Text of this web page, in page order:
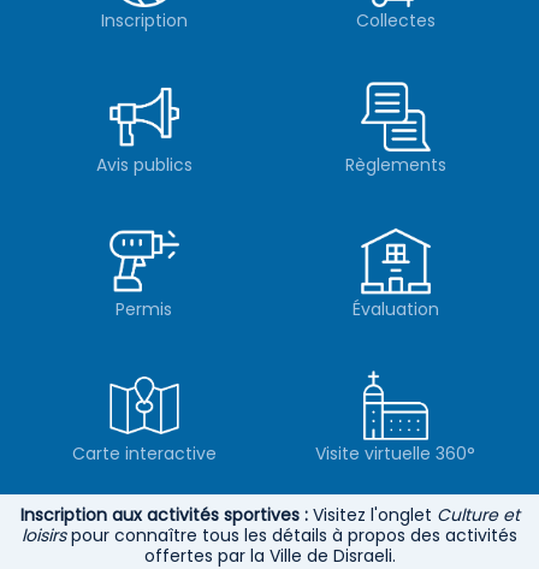
Inscription Collectes
Avis publics Règlements
Permis Évaluation
Carte interactive Visite virtuelle 360°
Inscription aux activités sportives : Visitez l'onglet Culture et
loisirspour connaître tous les détails à propos des activités
offertes par la Ville de Disraeli.